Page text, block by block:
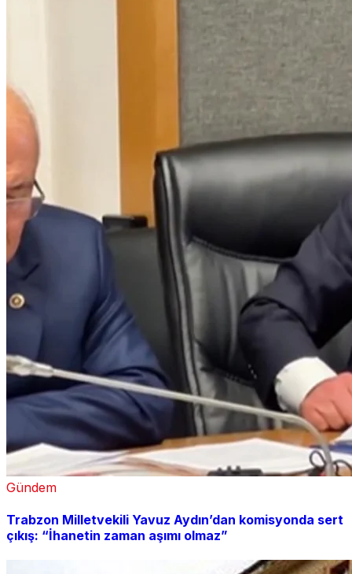
Gündem
Trabzon Milletvekili Yavuz Aydın’dan komisyonda sert
çıkış: “İhanetin zaman aşımı olmaz”